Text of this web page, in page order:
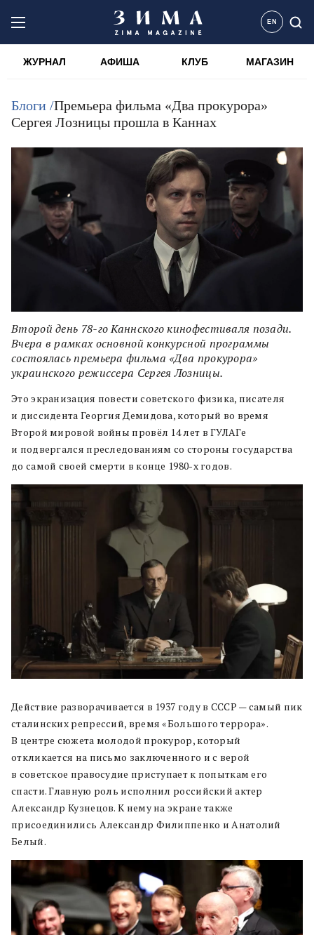
EN
ЖУРНАЛ АФИША КЛУБ МАГАЗИН
Блоги /Премьера фильма «Два прокурора»
Сергея Лозницы прошла в Каннах
Второй день 78-го Каннского кинофестиваля позади.
Вчера в рамках основной конкурсной программы
состоялась премьера фильма «Два прокурора»
украинского режиссера Сергея Лозницы.
Это экранизация повести советского физика, писателя
и диссидента Георгия Демидова, который во время
Второй мировой войны провёл 14 лет в ГУЛАГе
и подвергался преследованиям со стороны государства
до самой своей смерти в конце 1980-х годов.
Действие разворачивается в 1937 году в СССР — самый пик
сталинских репрессий, время «Большого террора».
В центре сюжета молодой прокурор, который
откликается на письмо заключенного и с верой
в советское правосудие приступает к попыткам его
спасти. Главную роль исполнил российский актер
Александр Кузнецов. К нему на экране также
присоединились Александр Филиппенко и Анатолий
Белый.